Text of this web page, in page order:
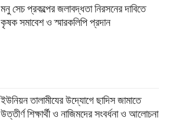
মনু সেচ প্রকল্পের জলাবদ্ধতা নিরসনের দাবিতে
কৃষক সমাবেশ ও স্মারকলিপি প্রদান
ইউনিয়ন তালামীযের উদ্যোগে ছাদিস জামাতে
উত্তীর্ণ শিক্ষার্থী ও নাজিমদের সংবর্ধনা ও আলোচনা